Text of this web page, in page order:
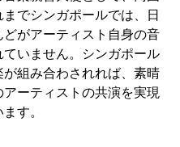
でシンガポールでは、日
がアーティスト自身の音
いません。シンガポール
組み合わされれば、素晴
ーティストの共演を実現
す。